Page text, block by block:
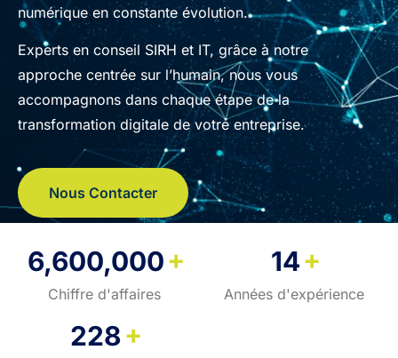
numérique en constante évolution.
Experts en conseil SIRH et IT, grâce à notre
approche centrée sur l’humain, nous vous
accompagnons dans chaque étape de la
transformation digitale de votre entreprise.
Nous Contacter
6,600,000+
Chiffre d'affaires
14+
Années d'expérience
228+